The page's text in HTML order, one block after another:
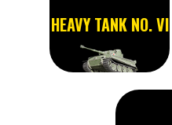
HEAVY TANK NO. VI